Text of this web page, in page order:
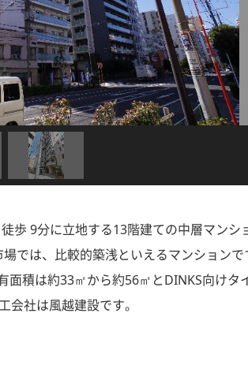
歩 9分に立地する13階建ての中層マンシ
では、比較的築浅といえるマンションで
積は約33㎡から約56㎡とDINKS向けタ
会社は風越建設です。